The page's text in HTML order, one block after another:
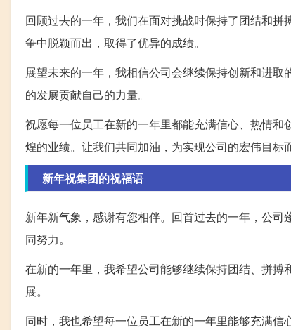
回顾过去的一年，我们在面对挑战时保持了团结和
争中脱颖而出，取得了优异的成绩。
展望未来的一年，我相信公司会继续保持创新和进
的发展贡献自己的力量。
祝愿每一位员工在新的一年里都能充满信心、热情
煌的业绩。让我们共同加油，为实现公司的宏伟目标
新年祝集团的祝福语
新年新气象，感谢有您相伴。回首过去的一年，公
同努力。
在新的一年里，我希望公司能够继续保持团结、拼
展。
同时，我也希望每一位员工在新的一年里能够充满